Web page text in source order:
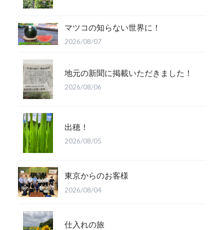
マツコの知らない世界に！
2026/08/07
地元の新聞に掲載いただきました！
2026/08/06
出穂！
2026/08/05
東京からのお客様
2026/08/04
仕入れの旅